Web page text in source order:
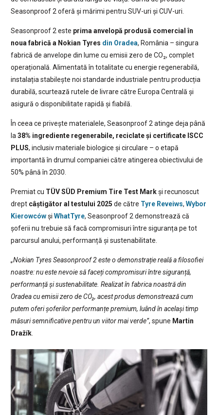
Seasonproof 2 oferă și mărimi pentru SUV-uri și CUV-uri.
Seasonproof 2 este prima anvelopă produsă comercial în
noua fabrică a Nokian Tyres din Oradea, România – singura
fabrică de anvelope din lume cu emisii zero de CO₂, complet
operațională. Alimentată în totalitate cu energie regenerabilă,
instalația stabilește noi standarde industriale pentru producția
durabilă, scurtează rutele de livrare către Europa Centrală și
asigură o disponibilitate rapidă și fiabilă.
În ceea ce privește materialele, Seasonproof 2 atinge deja până
la 38% ingrediente regenerabile, reciclate și certificate ISCC
PLUS, inclusiv materiale biologice și circulare – o etapă
importantă în drumul companiei către atingerea obiectivului de
50% până în 2030.
Premiat cu TÜV SÜD Premium Tire Test Markși recunoscut
drept câștigător al testului 2025 de către Tyre Reveiws, Wybor
Kierowcówși WhatTyre, Seasonproof 2 demonstrează că
șoferii nu trebuie să facă compromisuri între siguranța pe tot
parcursul anului, performanță și sustenabilitate.
„Nokian Tyres Seasonproof 2 este o demonstrație reală a filosofiei
noastre: nu este nevoie să faceți compromisuri între siguranță,
performanță și sustenabilitate. Realizat în fabrica noastră din
Oradea cu emisii zero de CO₂, acest produs demonstrează cum
putem oferi șoferilor performanțe premium, luând în același timp
măsuri semnificative pentru un viitor mai verde”, spune Martin
Dražík.